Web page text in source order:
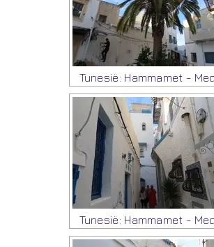
Tunesië: Hammamet -
Tunesië: Hammamet -